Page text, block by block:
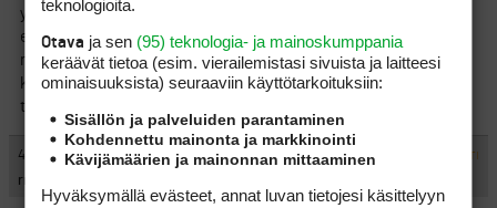
yksi niistä sattui olemaan golfkenttä ja oikeuskansleri totesi,
että golfkentän tukeminen yhteiskunnan varoilla ei ole rikos
mutta moraalisesti tuomittavaa, kunnalliset päättäjät eivät tule
koskemaan minkään golfkentän ´minkäänlaiseen
tukihakemukseen kepilläkään.
4.11.2002 11:30:00 #519833 VASTAA ILMOITA ASIATON VIESTI
rroosaanniina
teknologioita.
Otava ja sen (95) teknologia- ja mainoskumppania
keräävät tietoa (esim. vierailemis­tasi sivuista ja laitteesi
ominaisuuk­sista) seuraaviin käyttötarkoituksiin:
Sisällön ja palveluiden parantaminen
Kohdennettu mainonta ja markkinointi
Kävijämäärien ja mainonnan mittaaminen
Hyväksymällä evästeet, annat luvan tietojesi käsittelyyn